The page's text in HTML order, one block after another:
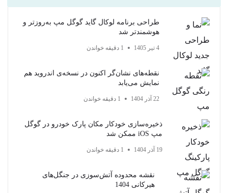
طراحی برنامه لوکال گاید گوگل مپ به‌روزتر و
هوشمندتر شد
4 تیر 1405 1 دقیقه خواندن
نقطه‌های نشان‌گر اکنون در نسخه‌ی اندروید هم
نمایش می‌یابد
22 آذر 1404 1 دقیقه خواندن
ذخیره‌سازی خودکار مکان پارک خودرو در گوگل
مپ iOS ممکن شد
19 آذر 1404 1 دقیقه خواندن
نقشه محدوده آتش‌سوزی در جنگل‌های
هیرکانی 1404